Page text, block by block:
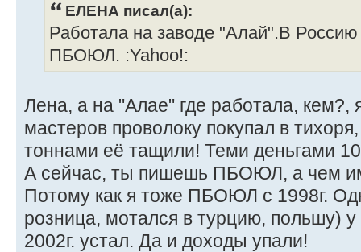
ЕЛЕНА писал(а):
Работала на заводе "Алай".В Россию
ПБОЮЛ. :Yahoo!:
Лена, а на "Алае" где работала, кем?,
мастеров проволоку покупал в
тоннами её тащили! Теми деньгами
А сейчас, ты пишешь ПБОЮЛ, а чем
Потому как я тоже ПБОЮЛ с 1998г.
розница, мотался в турцию, польшу) у
2002г. устал. Да и доходы упали!